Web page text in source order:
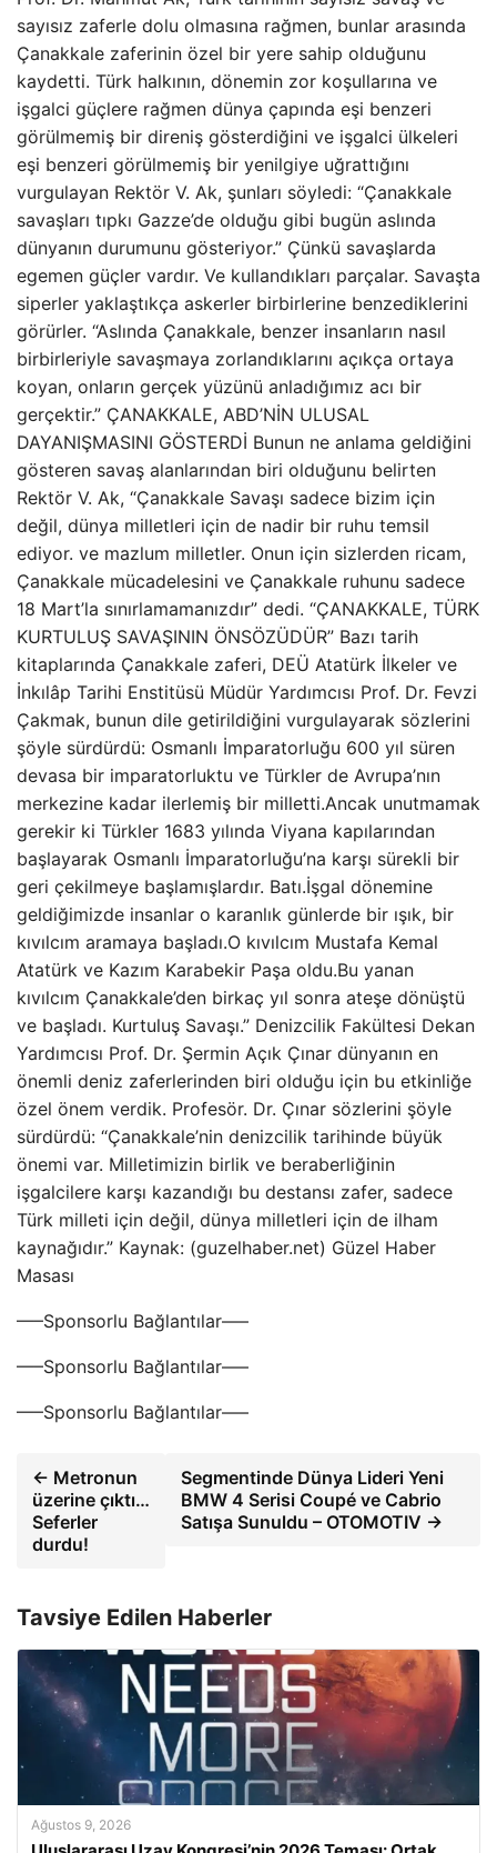
sayısız zaferle dolu olmasına rağmen, bunlar arasında
Çanakkale zaferinin özel bir yere sahip olduğunu
kaydetti. Türk halkının, dönemin zor koşullarına ve
işgalci güçlere rağmen dünya çapında eşi benzeri
görülmemiş bir direniş gösterdiğini ve işgalci ülkeleri
eşi benzeri görülmemiş bir yenilgiye uğrattığını
vurgulayan Rektör V. Ak, şunları söyledi: “Çanakkale
savaşları tıpkı Gazze’de olduğu gibi bugün aslında
dünyanın durumunu gösteriyor.” Çünkü savaşlarda
egemen güçler vardır. Ve kullandıkları parçalar. Savaşta
siperler yaklaştıkça askerler birbirlerine benzediklerini
görürler. “Aslında Çanakkale, benzer insanların nasıl
birbirleriyle savaşmaya zorlandıklarını açıkça ortaya
koyan, onların gerçek yüzünü anladığımız acı bir
gerçektir.” ÇANAKKALE, ABD’NİN ULUSAL
DAYANIŞMASINI GÖSTERDİ Bunun ne anlama geldiğini
gösteren savaş alanlarından biri olduğunu belirten
Rektör V. Ak, “Çanakkale Savaşı sadece bizim için
değil, dünya milletleri için de nadir bir ruhu temsil
ediyor. ve mazlum milletler. Onun için sizlerden ricam,
Çanakkale mücadelesini ve Çanakkale ruhunu sadece
18 Mart’la sınırlamamanızdır” dedi. “ÇANAKKALE, TÜRK
KURTULUŞ SAVAŞININ ÖNSÖZÜDÜR” Bazı tarih
kitaplarında Çanakkale zaferi, DEÜ Atatürk İlkeler ve
İnkılâp Tarihi Enstitüsü Müdür Yardımcısı Prof. Dr. Fevzi
Çakmak, bunun dile getirildiğini vurgulayarak sözlerini
şöyle sürdürdü: Osmanlı İmparatorluğu 600 yıl süren
devasa bir imparatorluktu ve Türkler de Avrupa’nın
merkezine kadar ilerlemiş bir milletti.Ancak unutmamak
gerekir ki Türkler 1683 yılında Viyana kapılarından
başlayarak Osmanlı İmparatorluğu’na karşı sürekli bir
geri çekilmeye başlamışlardır. Batı.İşgal dönemine
geldiğimizde insanlar o karanlık günlerde bir ışık, bir
kıvılcım aramaya başladı.O kıvılcım Mustafa Kemal
Atatürk ve Kazım Karabekir Paşa oldu.Bu yanan
kıvılcım Çanakkale’den birkaç yıl sonra ateşe dönüştü
ve başladı. Kurtuluş Savaşı.” Denizcilik Fakültesi Dekan
Yardımcısı Prof. Dr. Şermin Açık Çınar dünyanın en
önemli deniz zaferlerinden biri olduğu için bu etkinliğe
özel önem verdik. Profesör. Dr. Çınar sözlerini şöyle
sürdürdü: “Çanakkale’nin denizcilik tarihinde büyük
önemi var. Milletimizin birlik ve beraberliğinin
işgalcilere karşı kazandığı bu destansı zafer, sadece
Türk milleti için değil, dünya milletleri için de ilham
kaynağıdır.” Kaynak: (guzelhaber.net) Güzel Haber
Masası
—–Sponsorlu Bağlantılar—–
—–Sponsorlu Bağlantılar—–
—–Sponsorlu Bağlantılar—–
← Metronun
üzerine çıktı…
Seferler
durdu!
Segmentinde Dünya Lideri Yeni
BMW 4 Serisi Coupé ve Cabrio
Satışa Sunuldu – OTOMOTIV →
Tavsiye Edilen Haberler
Ağustos 9, 2026